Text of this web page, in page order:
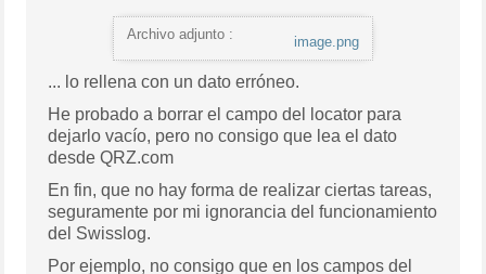
Archivo adjunto : image.png
... lo rellena con un dato erróneo.
He probado a borrar el campo del locator para
dejarlo vacío, pero no consigo que lea el dato
desde QRZ.com
En fin, que no hay forma de realizar ciertas tareas,
seguramente por mi ignorancia del funcionamiento
del Swisslog.
Por ejemplo, no consigo que en los campos del